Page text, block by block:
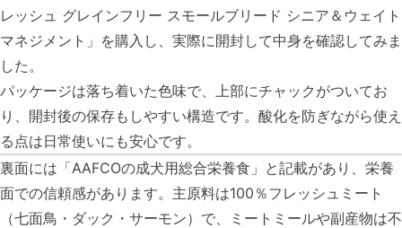
レッシュ グレインフリー スモールブリード シニア＆ウェイト
マネジメント」を購入し、実際に開封して中身を確認してみま
した。
パッケージは落ち着いた色味で、上部にチャックがついてお
り、開封後の保存もしやすい構造です。酸化を防ぎながら使え
る点は日常使いにも安心です。
裏面には「AAFCOの成犬用総合栄養食」と記載があり、栄養
面での信頼感があります。主原料は100％フレッシュミート
（七面鳥・ダック・サーモン）で、ミートミールや副産物は不